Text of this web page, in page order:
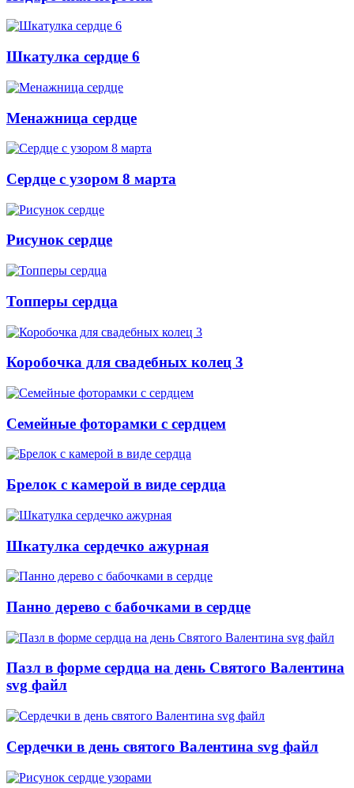
Шкатулка сердце 6
Менажница сердце
Сердце с узором 8 марта
Рисунок сердце
Топперы сердца
Коробочка для свадебных колец 3
Семейные фоторамки с сердцем
Брелок с камерой в виде сердца
Шкатулка сердечко ажурная
Панно дерево с бабочками в сердце
Пазл в форме сердца на день Святого Валентина
svg файл
Сердечки в день святого Валентина svg файл